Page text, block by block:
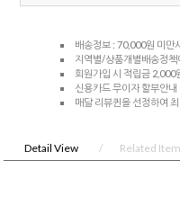
배송정보 : 70,000원 미만
지역별/상품개별배송정책
회원가입 시 적립금 2,000
신용카드 무이자 할부안내
매달 리뷰퀸을 선정하여
Detail View Related Item